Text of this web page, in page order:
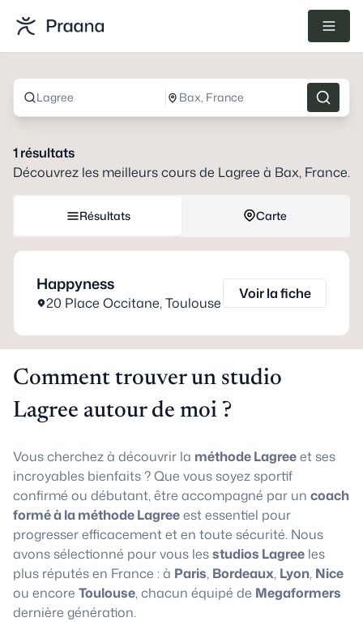
Lagree Bax, France
1résultats
Découvrez les meilleurs cours de Lagree à Bax, France.
Résultats Carte
Happyness
20 Place Occitane,Toulouse
Voir la fiche
Comment trouver un studio
Lagree autour de moi ?
Vous cherchez à découvrir la méthode Lagreeet ses
incroyables bienfaits ? Que vous soyez sportif
confirmé ou débutant, être accompagné par un coach
formé à la méthode Lagreeest essentiel pour
progresser efficacement et en toute sécurité. Nous
avons sélectionné pour vous lesstudios Lagree les
plus réputés en France : à Paris, Bordeaux, Lyon, Nice
ou encore Toulouse, chacun équipé de Megaformers
dernière génération.